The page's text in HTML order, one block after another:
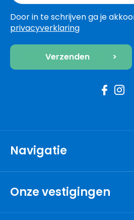
Door in te schrijven ga je
privacyverklaring
Navigatie
Home
Bedrijven
Nieuwbouw
Onze vestigingen
Pijnacker